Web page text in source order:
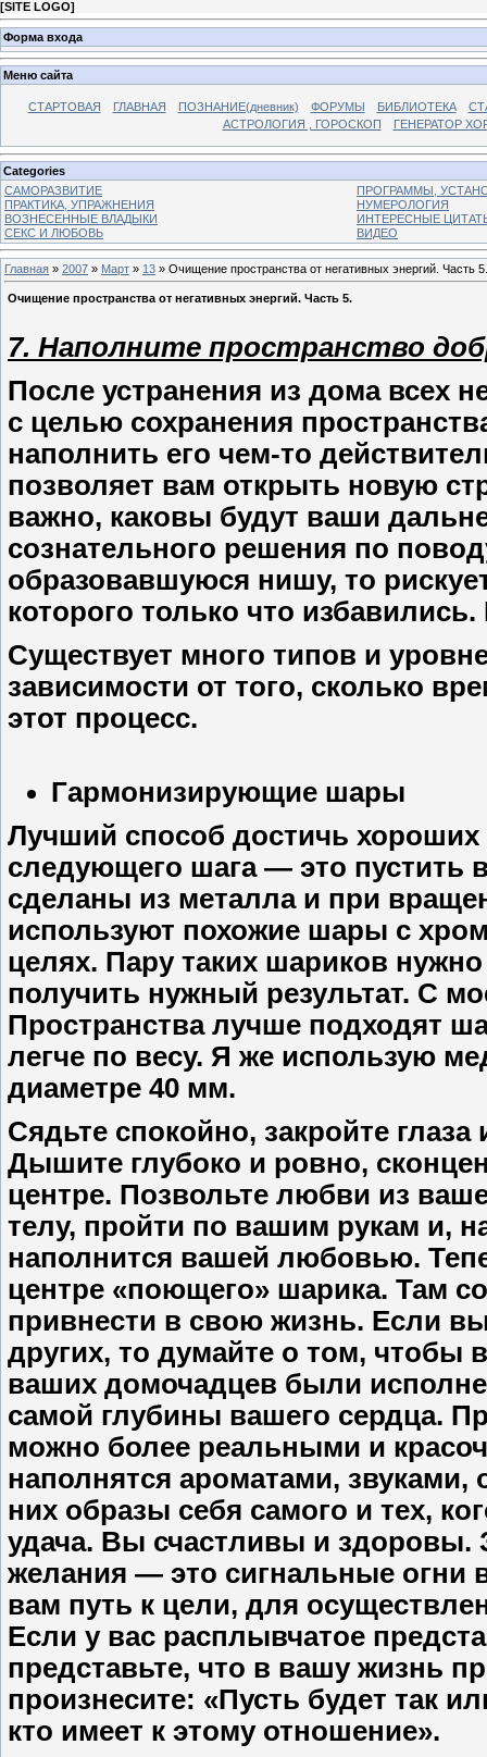
[SITE LOGO]
Форма входа
Меню сайта
СТАРТОВАЯ ГЛАВНАЯ ПОЗНАНИЕ(дневник) ФОРУМЫ БИБЛИОТЕКА
АСТРОЛОГИЯ , ГОРОСКОП
ГЕНЕРАТОР
Categories
САМОРАЗВИТИЕ
ПРОГРАММЫ,
ПРАКТИКА, УПРАЖНЕНИЯ
НУМЕРОЛОГИЯ
ВОЗНЕСЕННЫЕ ВЛАДЫКИ
ИНТЕРЕСНЫЕ
СЕКС И ЛЮБОВЬ
ВИДЕО
Главная » 2007 » Март » 13 » Очищение пространства от негативных энергий. Часть 5.
Очищение пространства от негативных энергий. Часть 5.
7. Наполните пространство
После устранения из дома всех
с целью сохранения
наполнить его чем-то
позволяет вам открыть новую
важно, каковы будут ваши
сознательного решения по
образовавшуюся нишу, то
которого только что
Существует много типов и
зависимости от того, сколько
этот процесс.
Гармонизирующие шары
Лучший способ достичь хороших
следующего шага — это
сделаны из металла и при
используют похожие шары с
целях. Пару таких шариков
получить нужный результат. С
Пространства лучше подходят
легче по весу. Я же использую
диаметре 40 мм.
Сядьте спокойно, закройте
Дышите глубоко и ровно,
центре. Позвольте любви из
телу, пройти по вашим рукам и,
наполнится вашей любовью.
центре «поющего» шарика. Там
привнести в свою жизнь. Если
других, то думайте о том, чтобы
ваших домочадцев были
самой глубины вашего сердца.
можно более реальными и
наполнятся ароматами,
них образы себя самого и тех,
удача. Вы счастливы и здоровы.
желания — это сигнальные огни
вам путь к цели, для
Если у вас расплывчатое
представьте, что в вашу жизнь
произнесите: «Пусть будет так
кто имеет к этому отношение».